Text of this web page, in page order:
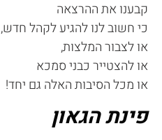
קבענו את ההרצאה
כי חשוב לנו להגיע לקהל חדש,
או לצבור המלצות,
או להצטייר כבני סמכא
או מכל הסיבות האלה גם יחד!
פינת הגאון